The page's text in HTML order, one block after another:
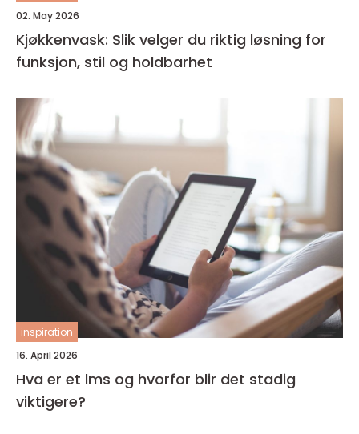
02. May 2026
Kjøkkenvask: Slik velger du riktig løsning for
funksjon, stil og holdbarhet
inspiration
16. April 2026
Hva er et lms og hvorfor blir det stadig
viktigere?